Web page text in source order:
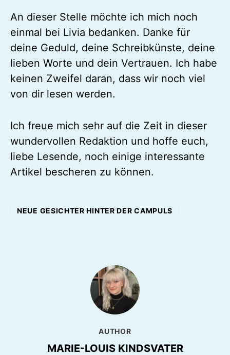
An dieser Stelle möchte ich mich noch
einmal bei Livia bedanken. Danke für
deine Geduld, deine Schreibkünste, deine
lieben Worte und dein Vertrauen. Ich habe
keinen Zweifel daran, dass wir noch viel
von dir lesen werden.
Ich freue mich sehr auf die Zeit in dieser
wundervollen Redaktion und hoffe euch,
liebe Lesende, noch einige interessante
Artikel bescheren zu können.
NEUE GESICHTER HINTER DER CAMPULS
AUTHOR
MARIE-LOUIS KINDSVATER